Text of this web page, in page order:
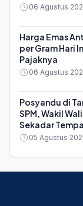
06 Agustus
Harga Emas
per Gram Hari
Pajaknya
06 Agustus
Posyandu di
SPM, Wakil
Sekadar
05 Agustus